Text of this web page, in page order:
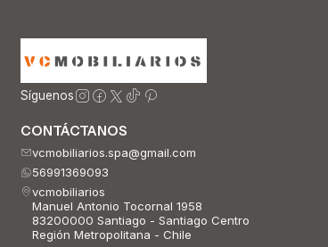
Síguenos
CONTÁCTANOS
vcmobiliarios.spa@gmail.com
56991369093
vcmobiliarios
Manuel Antonio Tocornal 1958
83200000 Santiago - Santiago Centro
Región Metropolitana - Chile